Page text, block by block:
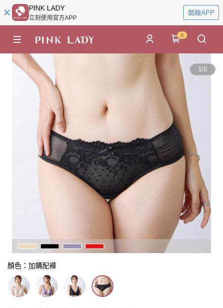
PINK LADY
立刻使用官方APP
開啟APP
0
1/6
顏色：加購配褲